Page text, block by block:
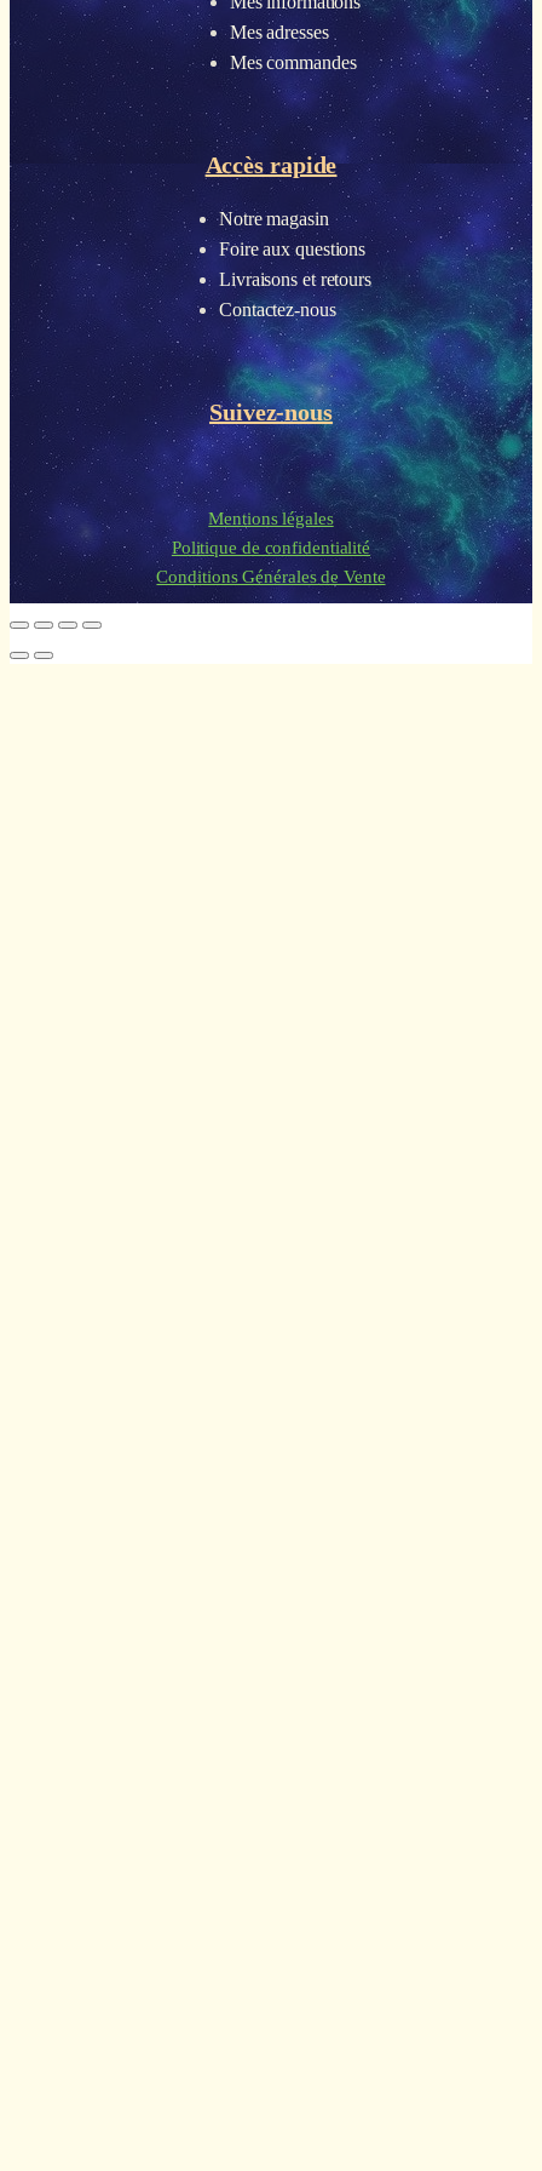
Mes adresses
Mes commandes
Accès rapide
Notre magasin
Foire aux questions
Livraisons et retours
Contactez-nous
Suivez-nous
Mentions légales
Politique de confidentialité
Conditions Générales de Vente